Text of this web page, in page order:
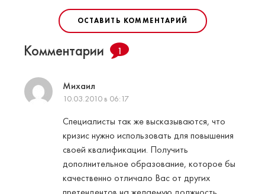
ОСТАВИТЬ КОММЕНТАРИЙ
Комментарии 1
Михаил
10.03.2010 в 06:17
Специалисты так же высказываются, что
кризис нужно использовать для повышения
своей квалификации. Получить
дополнительное образование, которое бы
качественно отличало Вас от других